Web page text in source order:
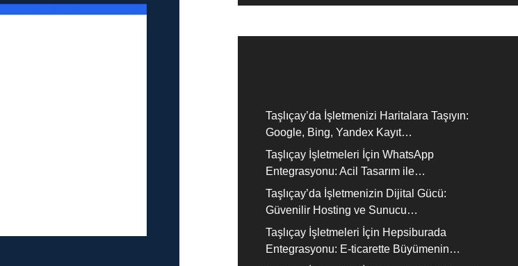
Taşlıçay’da İşletmenizi Haritalara Taşıyın:
Google, Bing, Yandex Kayıt…
Taşlıçay İşletmeleri İçin WhatsApp
Entegrasyonu: Acil Tasarım ile…
Taşlıçay’da İşletmenizin Dijital Gücü:
Güvenilir Hosting ve Sunucu…
Taşlıçay İşletmeleri İçin Hepsiburada
Entegrasyonu: E-ticarette Büyümenin…